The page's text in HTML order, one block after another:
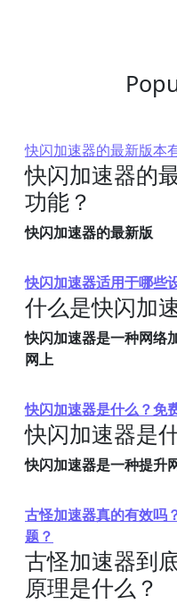
快闪加速器的最新版本
快闪加速器的
功能？
快闪加速器的最新版
快闪加速器适用于哪些
什么是快闪加
快闪加速器是一种网络
网上
快闪加速器是什么？免
快闪加速器是
快闪加速器是一种提升
古怪加速器真的有效吗
题？
古怪加速器到
原理是什么？